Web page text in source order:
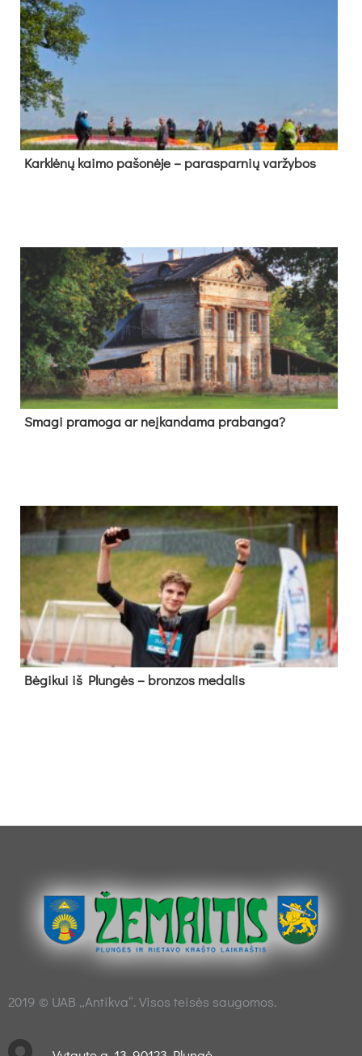
Kark­lė­nų kai­mo pa­šo­nė­je – pa­ras­par­nių var­žy­bos
Sma­gi pra­mo­ga ar neį­kan­da­ma pra­ban­ga?
Bė­gi­kui iš Plun­gės – bron­zos me­da­lis
2019 © UAB „Antikva“. Visos teisės saugomos.